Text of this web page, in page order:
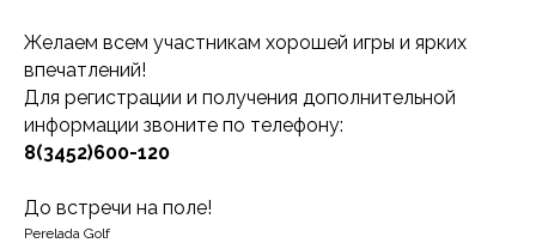
Желаем всем участникам хорошей игры и ярких
впечатлений!
Для регистрации и получения дополнительной
информации звоните по телефону:
8(3452)600-120
До встречи на поле!
Perelada Golf